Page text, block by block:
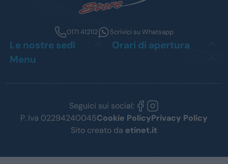
0171 412112 Scrivici su Whatsapp
Le nostre sedi
Orari di apertura
Menu
Seguici sui social:
P. Iva 02294240045Cookie PolicyPrivacy Policy
Sito creato da etinet.it